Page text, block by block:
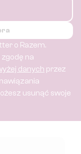
o Razem.
na
danych przez
usunąć swoje